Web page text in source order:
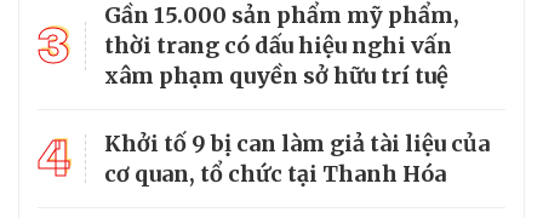
3
Gần 15.000 sản phẩm mỹ phẩm,
thời trang có dấu hiệu nghi vấn
xâm phạm quyền sở hữu trí tuệ
4
Khởi tố 9 bị can làm giả tài liệu của
cơ quan, tổ chức tại Thanh Hóa